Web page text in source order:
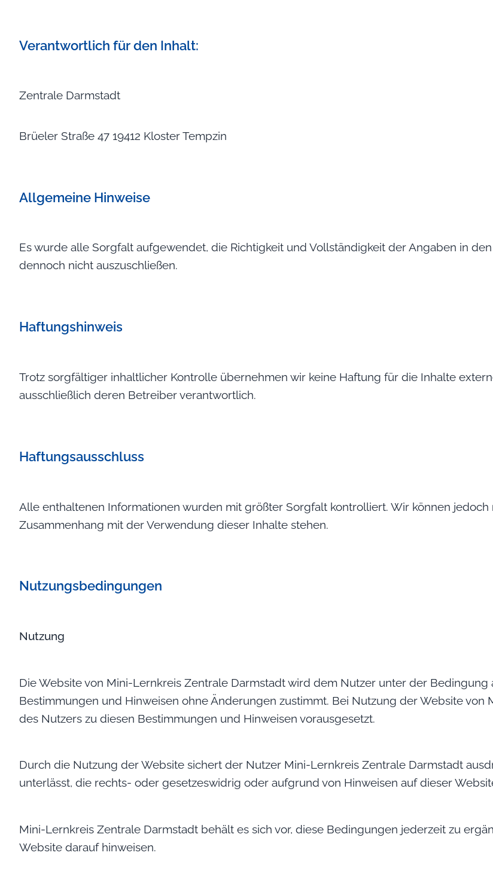
Verantwortlich für den Inhalt:
Zentrale Darmstadt
Brüeler Straße 47 19412 Kloster Tempzin
Allgemeine Hinweise
Es wurde alle Sorgfalt aufgewendet, die Richtigkeit und Vollständigkeit der Angaben in
dennoch nicht auszuschließen.
Haftungshinweis
Trotz sorgfältiger inhaltlicher Kontrolle übernehmen wir keine Haftung für die Inhalte
ausschließlich deren Betreiber verantwortlich.
Haftungsausschluss
Alle enthaltenen Informationen wurden mit größter Sorgfalt kontrolliert. Wir können
Zusammenhang mit der Verwendung dieser Inhalte stehen.
Nutzungsbedingungen
Nutzung
Die Website von Mini-Lernkreis Zentrale Darmstadt wird dem Nutzer unter der
Bestimmungen und Hinweisen ohne Änderungen zustimmt. Bei Nutzung der Website
des Nutzers zu diesen Bestimmungen und Hinweisen vorausgesetzt.
Durch die Nutzung der Website sichert der Nutzer Mini-Lernkreis Zentrale Darmstadt
unterlässt, die rechts- oder gesetzeswidrig oder aufgrund von Hinweisen auf dieser
Mini-Lernkreis Zentrale Darmstadt behält es sich vor, diese Bedingungen jederzeit zu
Website darauf hinweisen.